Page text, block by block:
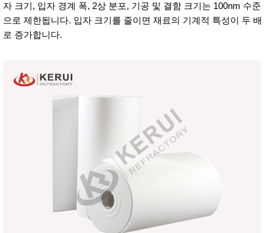
자 크기, 입자 경계 폭, 2상 분포, 기공 및 결함 크기는 100nm 수준
으로 제한됩니다. 입자 크기를 줄이면 재료의 기계적 특성이 두 배
로 증가합니다.